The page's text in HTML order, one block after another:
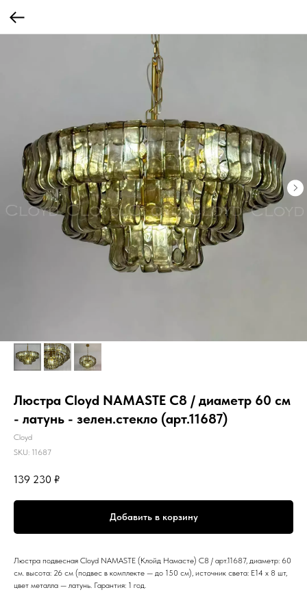
Люстра Cloyd NAMASTE C8 / диаметр 60 см
- латунь - зелен.стекло (арт.11687)
Cloyd
SKU: 11687
139 230 ₽
Добавить в корзину
Люстра подвесная Cloyd NAMASTE (Клойд Намасте) C8 / арт.11687, диаметр: 60
см. высота: 26 см (подвес в комплекте — до 150 см), источник света: E14 х 8 шт,
цвет металла — латунь. Гарантия: 1 год.